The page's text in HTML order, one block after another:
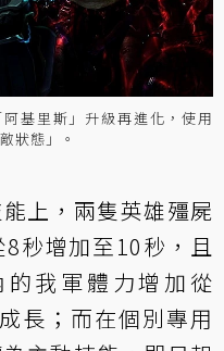
基里斯」升級再進化，使用
狀態」。
上，兩隻英雄殭屍
秒增加至10秒，且
我軍體力增加從
長；而在個別專用